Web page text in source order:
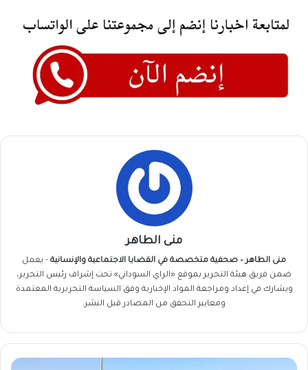
منى الطاهر
منى الطاهر – صحفية متخصصة في القضايا الاجتماعية والإنسانية - يعمل
ضمن فريق هيئة التحرير بموقع «الراي السوداني» تحت إشراف رئيس التحرير،
ويشارك في إعداد ومراجعة المواد الإخبارية وفق السياسة التحريرية المعتمدة
ومعايير التحقق من المصادر قبل النشر.
ظهور